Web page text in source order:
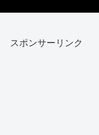
スポンサーリンク